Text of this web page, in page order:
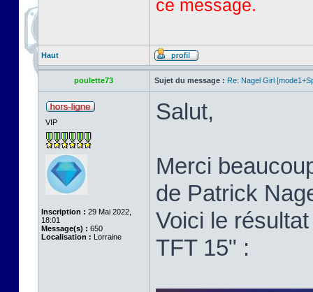
ce message.
Haut
poulette73 Sujet du message : Re: Nagel Girl
VIP
Inscription : 29 Mai 2022,
18:01
Message(s) : 650
Localisation : Lorraine
Salut,
Merci
de Patrick
Voici le
TFT 15" :